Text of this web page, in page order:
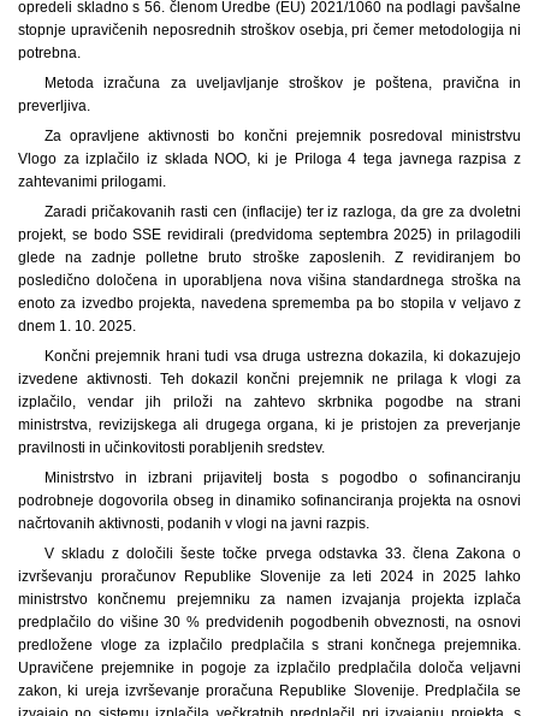
opredeli skladno s 56. členom Uredbe (EU) 2021/1060 na podlagi pavšalne
stopnje upravičenih neposrednih stroškov osebja, pri čemer metodologija ni
potrebna.
Metoda izračuna za uveljavljanje stroškov je poštena, pravična in
preverljiva.
Za opravljene aktivnosti bo končni prejemnik posredoval ministrstvu
Vlogo za izplačilo iz sklada NOO, ki je Priloga 4 tega javnega razpisa z
zahtevanimi prilogami.
Zaradi pričakovanih rasti cen (inflacije) ter iz razloga, da gre za dvoletni
projekt, se bodo SSE revidirali (predvidoma septembra 2025) in prilagodili
glede na zadnje polletne bruto stroške zaposlenih. Z revidiranjem bo
posledično določena in uporabljena nova višina standardnega stroška na
enoto za izvedbo projekta, navedena sprememba pa bo stopila v veljavo z
dnem 1. 10. 2025.
Končni prejemnik hrani tudi vsa druga ustrezna dokazila, ki dokazujejo
izvedene aktivnosti. Teh dokazil končni prejemnik ne prilaga k vlogi za
izplačilo, vendar jih priloži na zahtevo skrbnika pogodbe na strani
ministrstva, revizijskega ali drugega organa, ki je pristojen za preverjanje
pravilnosti in učinkovitosti porabljenih sredstev.
Ministrstvo in izbrani prijavitelj bosta s pogodbo o sofinanciranju
podrobneje dogovorila obseg in dinamiko sofinanciranja projekta na osnovi
načrtovanih aktivnosti, podanih v vlogi na javni razpis.
V skladu z določili šeste točke prvega odstavka 33. člena Zakona o
izvrševanju proračunov Republike Slovenije za leti 2024 in 2025 lahko
ministrstvo končnemu prejemniku za namen izvajanja projekta izplača
predplačilo do višine 30 % predvidenih pogodbenih obveznosti, na osnovi
predložene vloge za izplačilo predplačila s strani končnega prejemnika.
Upravičene prejemnike in pogoje za izplačilo predplačila določa veljavni
zakon, ki ureja izvrševanje proračuna Republike Slovenije. Predplačila se